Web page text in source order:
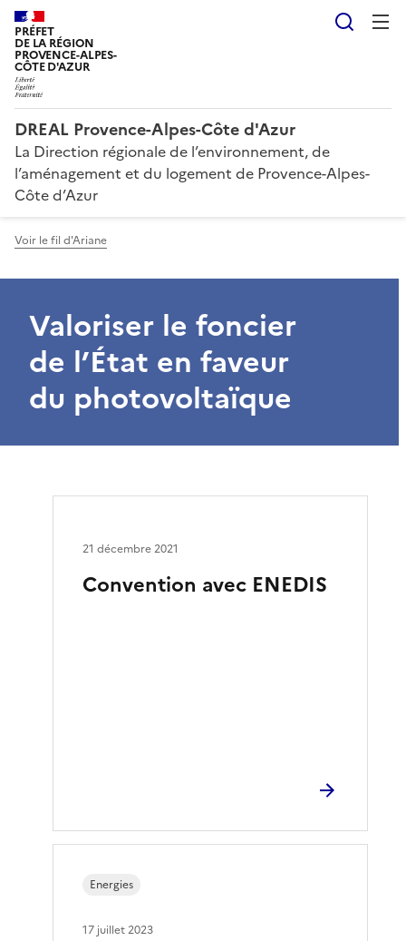
PRÉFET
DE LA RÉGION
PROVENCE-ALPES-
CÔTE D'AZUR
DREAL Provence-Alpes-Côte d'Azur
La Direction régionale de l’environnement, de
l’aménagement et du logement de Provence-Alpes-
Côte d’Azur
Voir le fil d'Ariane
Valoriser le foncier
de l’État en faveur
du photovoltaïque
Convention avec ENEDIS
21 décembre 2021
Energies
17 juillet 2023